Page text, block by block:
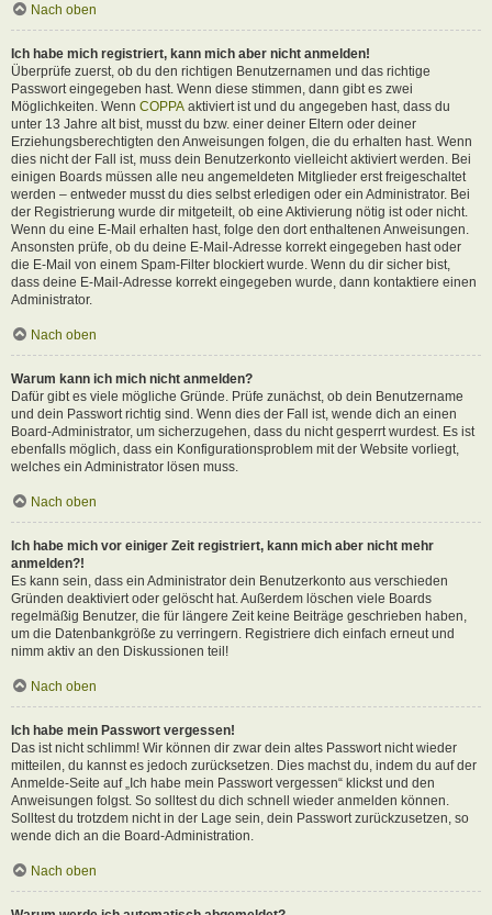
Nach oben
Ich habe mich registriert, kann mich aber nicht anmelden!
Überprüfe zuerst, ob du den richtigen Benutzernamen und das richtige
Passwort eingegeben hast. Wenn diese stimmen, dann gibt es zwei
Möglichkeiten. Wenn COPPA aktiviert ist und du angegeben hast, dass du
unter 13 Jahre alt bist, musst du bzw. einer deiner Eltern oder deiner
Erziehungsberechtigten den Anweisungen folgen, die du erhalten hast. Wenn
dies nicht der Fall ist, muss dein Benutzerkonto vielleicht aktiviert werden. Bei
einigen Boards müssen alle neu angemeldeten Mitglieder erst freigeschaltet
werden – entweder musst du dies selbst erledigen oder ein Administrator. Bei
der Registrierung wurde dir mitgeteilt, ob eine Aktivierung nötig ist oder nicht.
Wenn du eine E-Mail erhalten hast, folge den dort enthaltenen Anweisungen.
Ansonsten prüfe, ob du deine E-Mail-Adresse korrekt eingegeben hast oder
die E-Mail von einem Spam-Filter blockiert wurde. Wenn du dir sicher bist,
dass deine E-Mail-Adresse korrekt eingegeben wurde, dann kontaktiere einen
Administrator.
Nach oben
Warum kann ich mich nicht anmelden?
Dafür gibt es viele mögliche Gründe. Prüfe zunächst, ob dein Benutzername
und dein Passwort richtig sind. Wenn dies der Fall ist, wende dich an einen
Board-Administrator, um sicherzugehen, dass du nicht gesperrt wurdest. Es ist
ebenfalls möglich, dass ein Konfigurationsproblem mit der Website vorliegt,
welches ein Administrator lösen muss.
Nach oben
Ich habe mich vor einiger Zeit registriert, kann mich aber nicht mehr
anmelden?!
Es kann sein, dass ein Administrator dein Benutzerkonto aus verschieden
Gründen deaktiviert oder gelöscht hat. Außerdem löschen viele Boards
regelmäßig Benutzer, die für längere Zeit keine Beiträge geschrieben haben,
um die Datenbankgröße zu verringern. Registriere dich einfach erneut und
nimm aktiv an den Diskussionen teil!
Nach oben
Ich habe mein Passwort vergessen!
Das ist nicht schlimm! Wir können dir zwar dein altes Passwort nicht wieder
mitteilen, du kannst es jedoch zurücksetzen. Dies machst du, indem du auf der
Anmelde-Seite auf „Ich habe mein Passwort vergessen“ klickst und den
Anweisungen folgst. So solltest du dich schnell wieder anmelden können.
Solltest du trotzdem nicht in der Lage sein, dein Passwort zurückzusetzen, so
wende dich an die Board-Administration.
Nach oben